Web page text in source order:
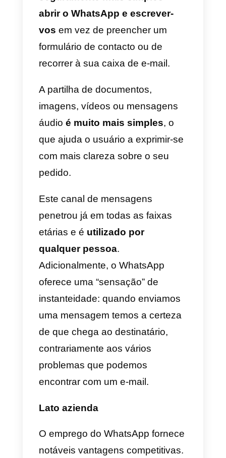
rápidas e Respostas
Notas internas e Backup
histórico do chat.
6)Módulo de Analytic com
relatórios semanais.
7) Widget de Chatinstalável no
8) App móvel paraAndroid
9)Integrações: para além do
WhatsApp, encontrarás também
o Facebook Messenger e o
A solução foi especificamente
estudada para estes casos de
utilização e é muito intuitiva tanto
para definir parâmetros (lado do
gerente do atendimento ao
do operador).